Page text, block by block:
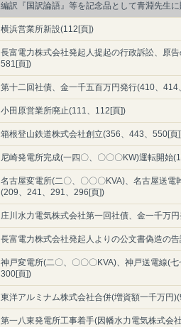
編訳『国訳論語』等を記念品として青淵先生に
横浜営業所新設(112[頁])
長富電力株式会社発起人提起の行政訴訟、原告
581[頁])
第十二回社債、金一千五百万円発行(410、414
小田原営業所廃止(111、112[頁])
箱根登山鉄道株式会社創立(356、443、550[頁
尼崎発電所完成(一四〇、〇〇〇KW)運転開始
名古屋変電所(二〇、〇〇〇KVA)、名古屋送電
(209、241、291、296[頁])
庄川水力電気株式会社第一回社債、金一千万
長富電力株式会社発起人よりの公文書偽造の
神戸変電所(二〇、〇〇〇KVA)、神戸送電線(七
300[頁])
東洋アルミナム株式会社合併(増資額一千万円
第一八東発電所工事着手(因幡水力電気株式会